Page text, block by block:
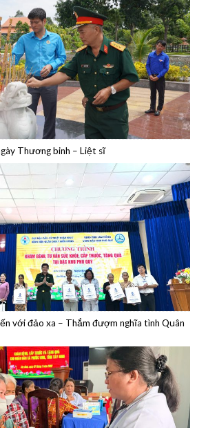
Thương binh – Liệt sĩ
với đảo xa – Thắm đượm nghĩa tình Quân